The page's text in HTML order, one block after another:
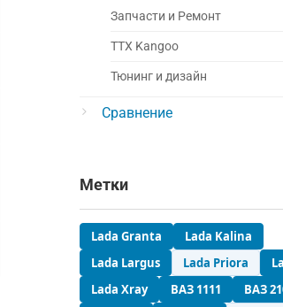
Запчасти и Ремонт
ТТХ Kangoo
Тюнинг и дизайн
Сравнение
Метки
Lada Granta
Lada Kalina
Lada Largus
Lada Priora
Lada Xray
ВАЗ 1111
ВАЗ